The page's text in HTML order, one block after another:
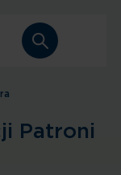
Patroni